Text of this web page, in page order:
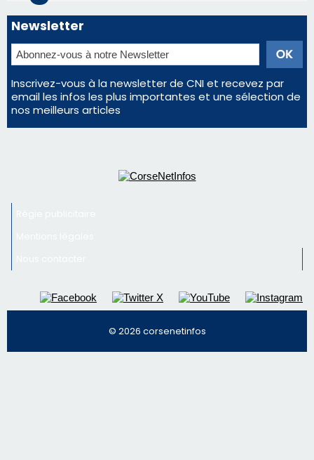
Newsletter
Inscrivez-vous à la newsletter de CNI et recevez par
email les infos les plus importantes et une sélection de
nos meilleurs articles
© 2026 corsenetinfos